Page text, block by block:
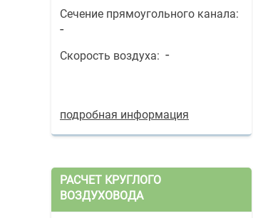
Сечение прямоугольного канала:
-
Скорость воздуха: -
подробная информация
РАСЧЕТ КРУГЛОГО
ВОЗДУХОВОДА